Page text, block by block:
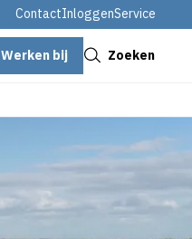
ContactInloggenService
Werken bij Zoeken
Sluiten